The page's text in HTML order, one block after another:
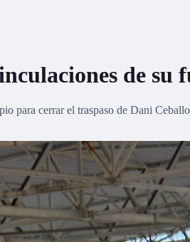
de
cerrar el traspaso de Dani